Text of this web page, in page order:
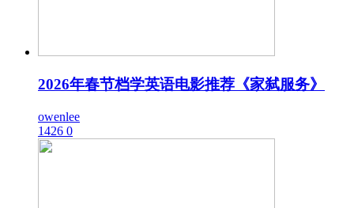
2026年春节档学英语电影推荐《家弑服务》
owenlee
1426 0